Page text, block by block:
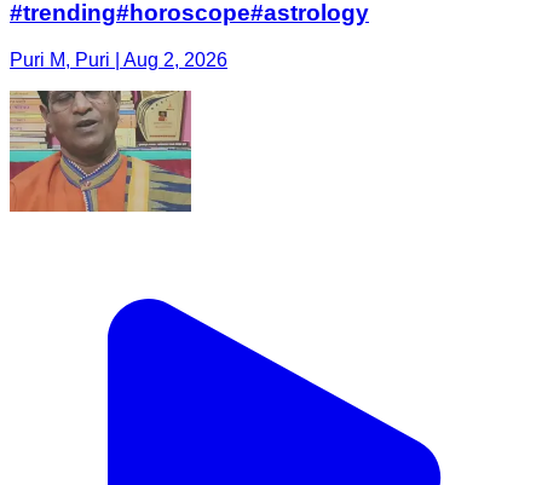
#trending#horoscope#astrology
Puri M, Puri | Aug 2, 2026